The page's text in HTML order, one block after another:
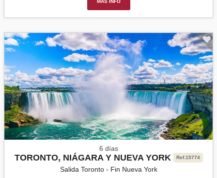
MÁS INFO
6 días
TORONTO, NIÁGARA Y NUEVA YORK Ref.15774
Salida Toronto - Fin Nueva York